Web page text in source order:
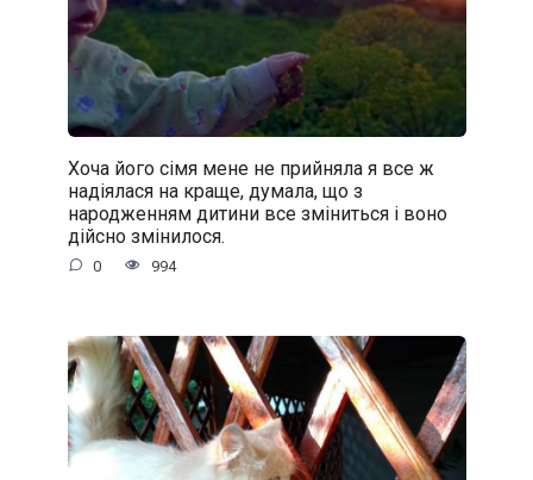
Хоча його сімя мене не прийняла я все ж
надіялася на краще, думала, що з
народженням дитини все зміниться і воно
дійсно змінилося.
0 994